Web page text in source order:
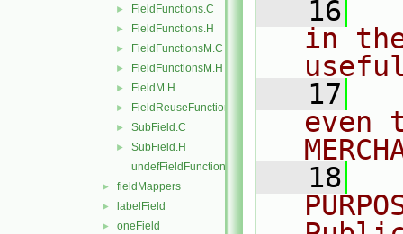
► FieldFunctions.C
► FieldFunctions.H
► FieldFunctionsM.C
► FieldFunctionsM.H
► FieldM.H
► FieldReuseFunctions.H
► SubField.C
►
SubField.H
undefFieldFunctionsM.H
► fieldMappers
► labelField
► oneField
   16
in
   17
even
   18